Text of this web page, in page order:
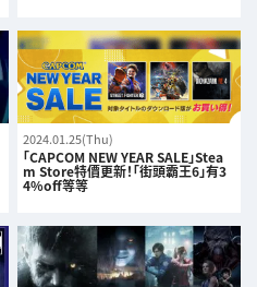
2024.01.25(Thu)
「CAPCOM NEW YEAR SALE」Stea
m Store特價更新！「街頭霸王6」有3
4%off等等